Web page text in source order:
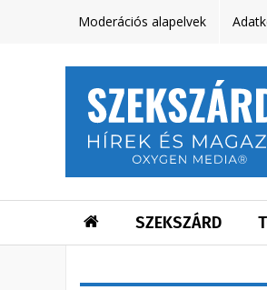
Moderációs alapelvek
SZEKSZÁRD